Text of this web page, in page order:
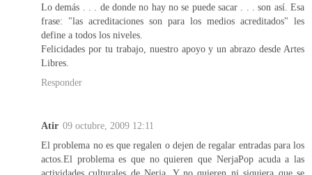
Lo demás . . . de donde no hay no se puede sacar . . . son así. Esa
frase: "las acreditaciones son para los medios acreditados" les
define a todos los niveles.
Felicidades por tu trabajo, nuestro apoyo y un abrazo desde Artes
Libres.
Responder
Atir 09 octubre, 2009 12:11
El problema no es que regalen o dejen de regalar entradas para los
actos.El problema es que no quieren que NerjaPop acuda a las